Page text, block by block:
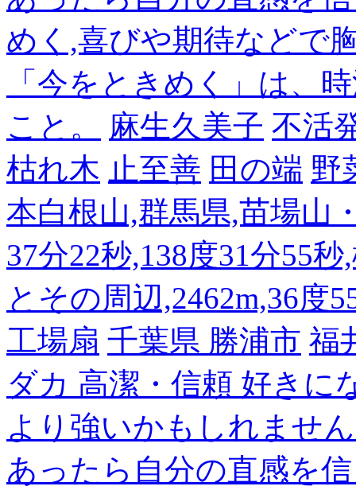
めく,喜びや期待などで
「今をときめく」は、
こと。
麻生久美子 不活
枯れ木 止至善 田の端 野
本白根山,群馬県,苗場山
37分22秒,138度31分55秒
とその周辺,2462m,36度
工場扇 千葉県 勝浦市 福
ダカ 高潔・信頼 好きに
より強いかもしれませ
あったら自分の直感を